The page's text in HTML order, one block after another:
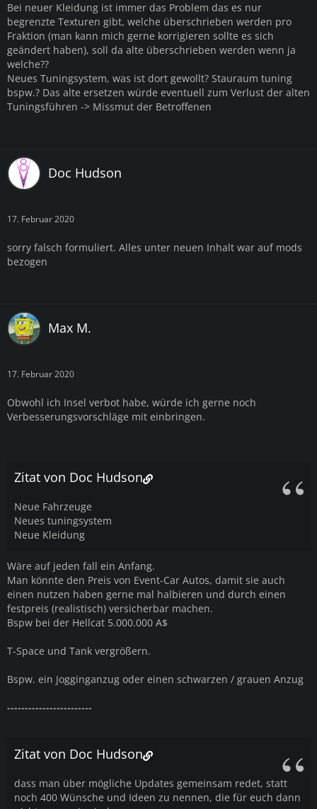
Bei neuer Kleidung ist immer das Problem das es nur
begrenzte Texturen gibt, welche überschrieben werden pro
Fraktion (man kann mich gerne korrigieren sollte es sich
geändert haben), soll da alte überschrieben werden wenn ja
welche??
Neues Tuningsystem, was ist dort gewollt? Stauraum tuning
bspw.? Das alte ersetzen würde eventuell zum Verlust der alten
Tuningsführen -> Missmut der Betroffenen
Doc Hudson
17. Februar 2020
sorry falsch formuliert. Alles unter neuen Inhalt war auf mods
bezogen
Max M.
17. Februar 2020
Obwohl ich Insel verbot habe, würde ich gerne noch
Verbesserungsvorschläge mit einbringen.
Zitat von Doc Hudson
Neue Fahrzeuge
Neues tuningsystem
Neue Kleidung
Wäre auf jeden fall ein Anfang.
Man könnte den Preis von Event-Car Autos, damit sie auch
einen nutzen haben gerne mal halbieren und durch einen
festpreis (realistisch) versicherbar machen.
Bspw bei der Hellcat 5.000.000 A$
T-Space und Tank vergrößern.
Bspw. ein Jogginganzug oder einen schwarzen / grauen Anzug
------------------------
Zitat von Doc Hudson
dass man über mögliche Updates gemeinsam redet, statt
noch 400 Wünsche und Ideen zu nennen, die für euch dann